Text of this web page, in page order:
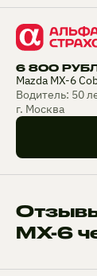
6 800
Mazda MX-6
Водитель: 50
г. Москва
MX-6